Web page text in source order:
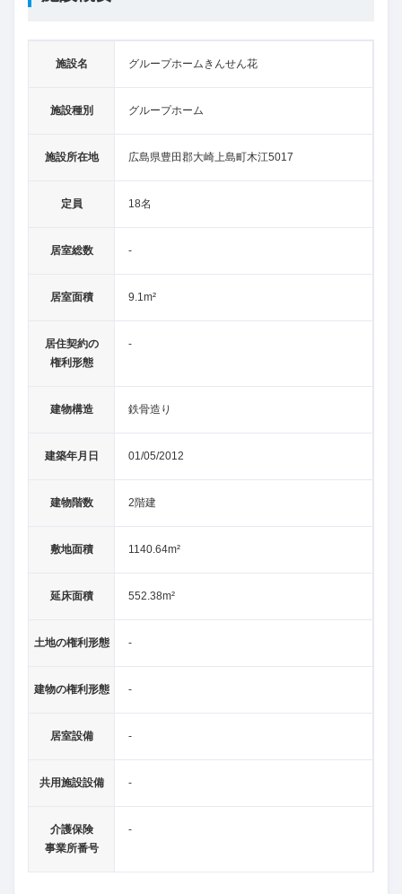
施設名 グループホームきんせん花
施設種別 グループホーム
施設所在地 広島県豊田郡大崎上島町木江5017
定員 18名
居室総数 -
居室面積 9.1m²
居住契約の
権利形態
-
建物構造 鉄骨造り
建築年月日 01/05/2012
建物階数 2階建
敷地面積 1140.64m²
延床面積 552.38m²
土地の権利形態 -
建物の権利形態 -
居室設備 -
共用施設設備 -
介護保険
事業所番号
-